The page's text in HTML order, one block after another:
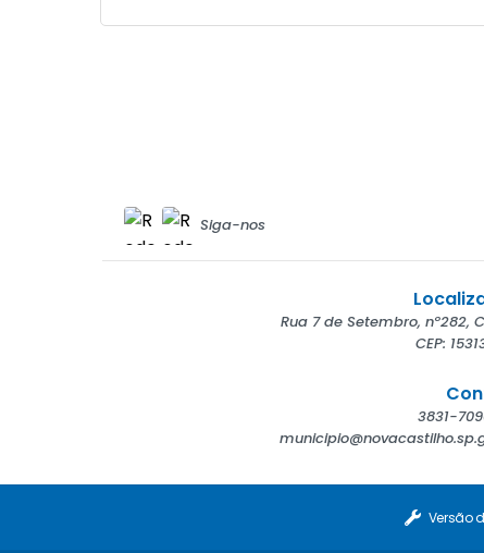
Siga-nos
Rua 7 de Setembro, nº282,
CEP:
Versão